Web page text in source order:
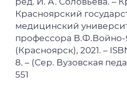
Красноярский
медицинский
профессора В.Ф.Войно-
(Красноярск), 2021. –
8. – (Сер. Вузовская
551